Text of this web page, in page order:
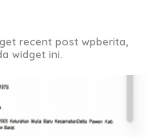
recent post wpberita,
widget ini.